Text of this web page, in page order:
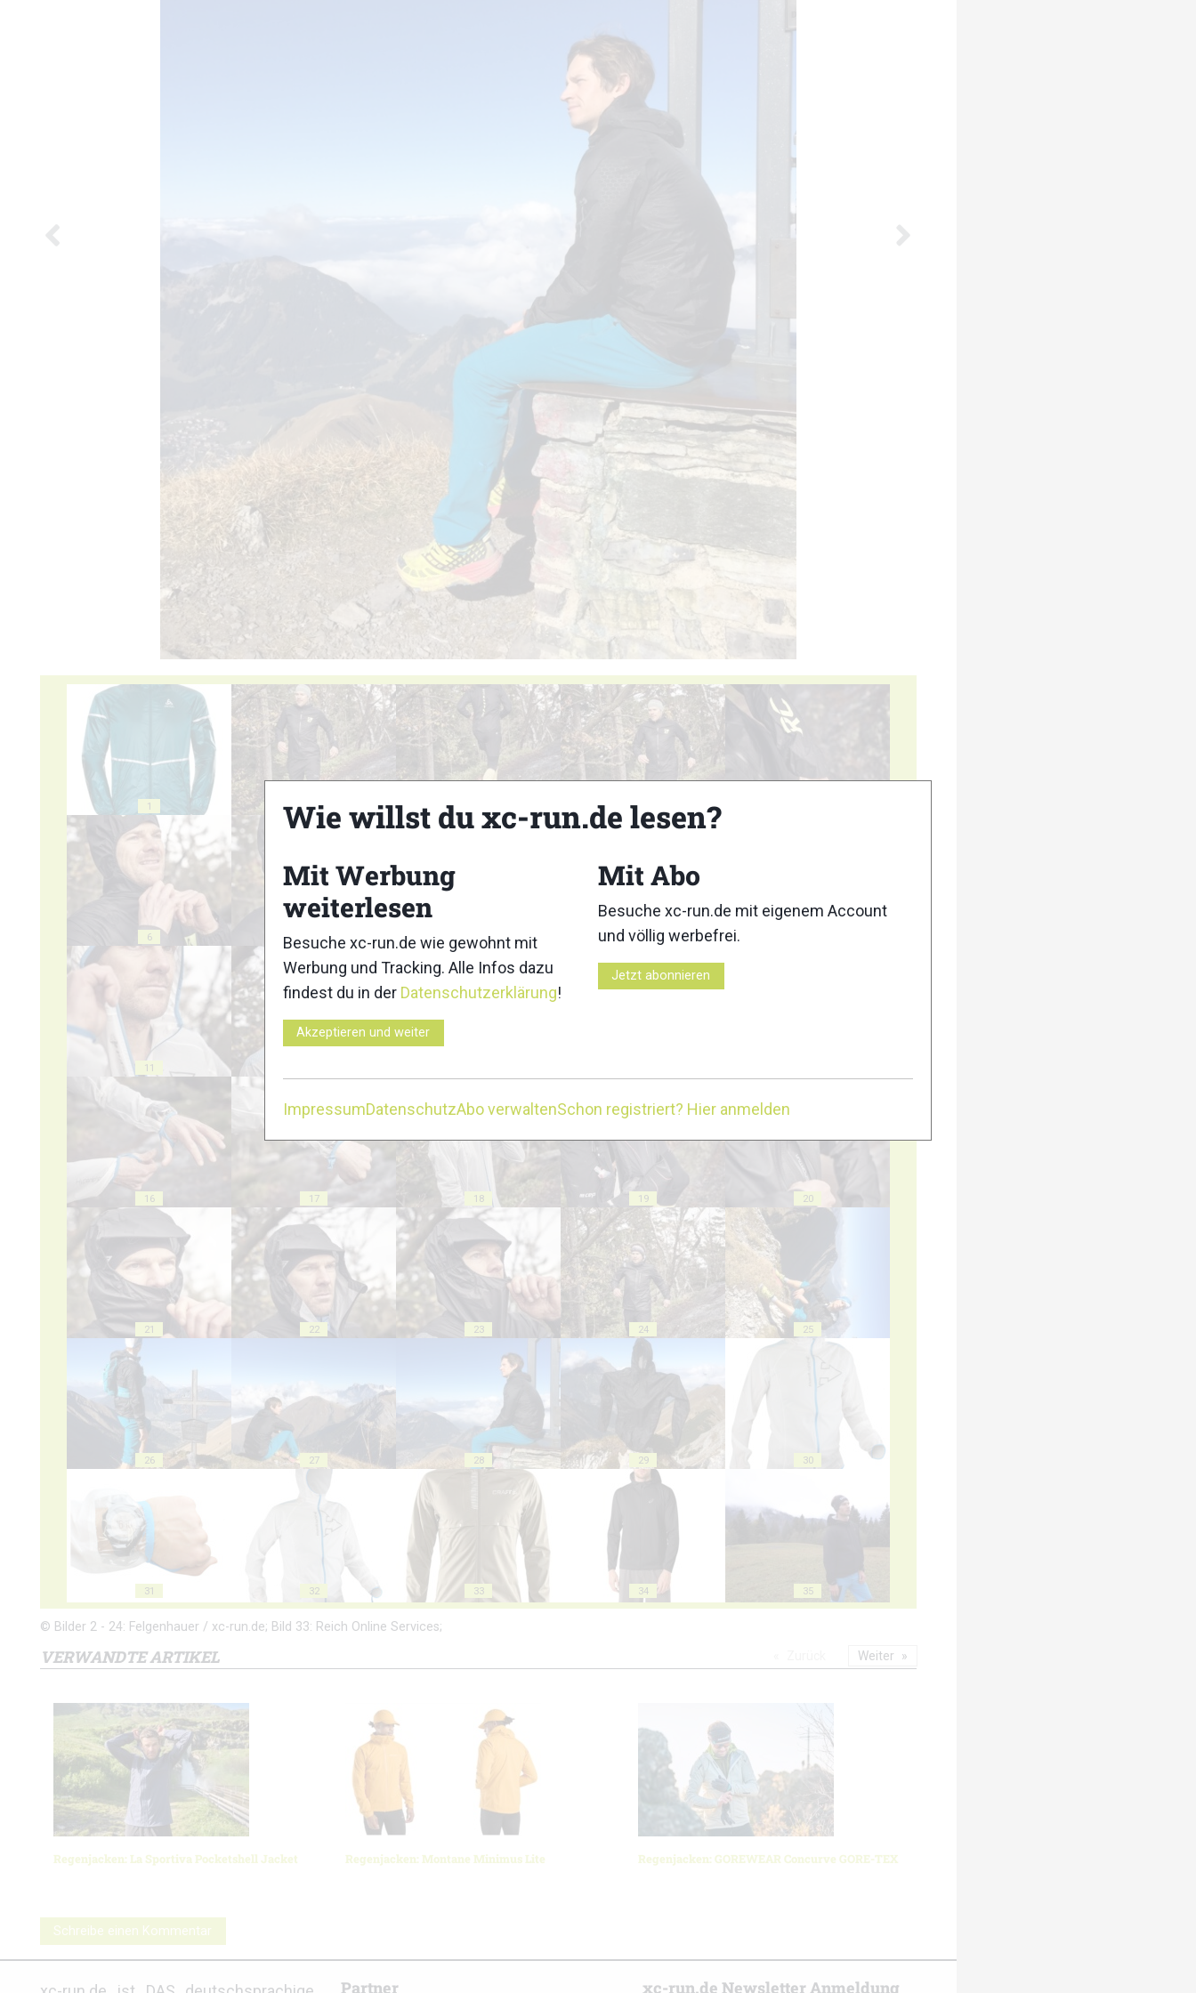
1 2
6 9
11
16 17 18 19 20
21 22 23 24 25
26 27 28 29 30
31 32 33 34 35
© Bilder 2 - 24: Felgenhauer / xc-run.de; Bild 33: Reich Online Services;
VERWANDTE ARTIKEL
Regenjacken: La Sportiva Pocketshell Jacket Regenjacken: Montane Minimus Lite Regenjacken: GOREWEAR Concurve GORE-TEX
Weiter
Schreibe einen Kommentar
Partner xc-run.de Newsletter Anmeldung
Wie willst du xc-run.de lesen?
Mit Werbung
weiterlesen
Besuche xc-run.de wie gewohnt mit
Werbung und Tracking. Alle Infos dazu
findest du in der Datenschutzerklärung!
Akzeptieren und weiter
Mit Abo
Besuche xc-run.de mit eigenem Account
und völlig werbefrei.
Jetzt abonnieren
ImpressumDatenschutzAbo verwaltenSchon registriert? Hier anmelden